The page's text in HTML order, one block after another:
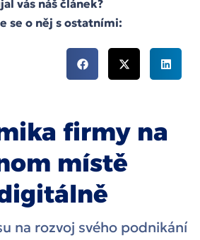
vás náš článek?
se o něj s ostatními:
firmy na
místě
na rozvoj svého podnikání